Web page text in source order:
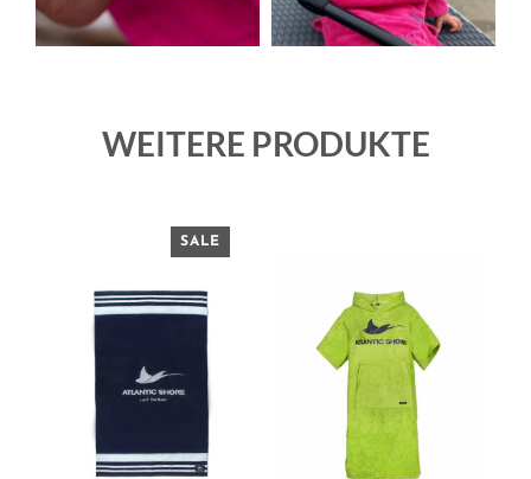
WEITERE PRODUKTE
SALE